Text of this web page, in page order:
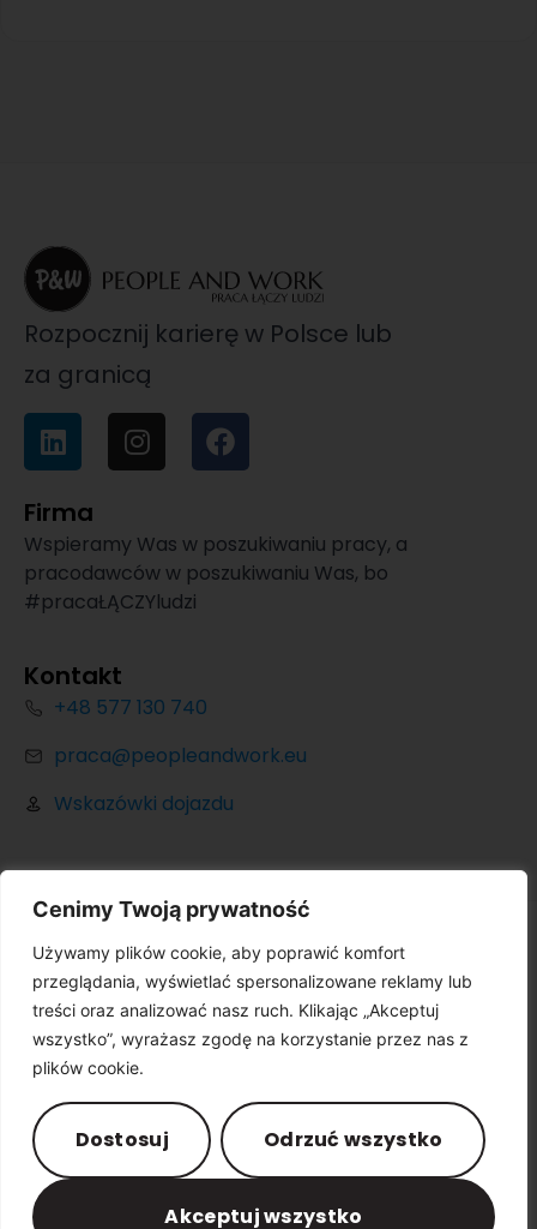
Cenimy Twoją prywatność
Używamy plików cookie, aby poprawić komfort
przeglądania, wyświetlać spersonalizowane reklamy lub
treści oraz analizować nasz ruch. Klikając „Akceptuj
wszystko”, wyrażasz zgodę na korzystanie przez nas z
plików cookie.
Dostosuj Odrzuć wszystko
Akceptuj wszystko
Rozpocznij karierę w Polsce lub
za granicą
Firma
Wspieramy Was w poszukiwaniu pracy, a
pracodawców w poszukiwaniu Was, bo
#pracaŁĄCZYludzi
Kontakt
+48 577 130 740
praca@peopleandwork.eu
Wskazówki dojazdu
© Copyright 2024 peopleandwork.eu. All Rights
Reserved.
Partner:
Polityka prywatności
Impressum
Polski